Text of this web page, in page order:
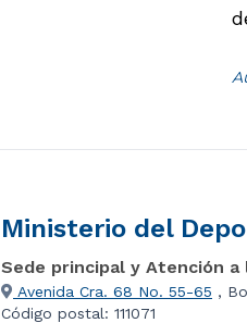
Ministerio del
Sede principal y Atención a
Avenida Cra. 68 No. 55-65 ,
Código postal: 111071